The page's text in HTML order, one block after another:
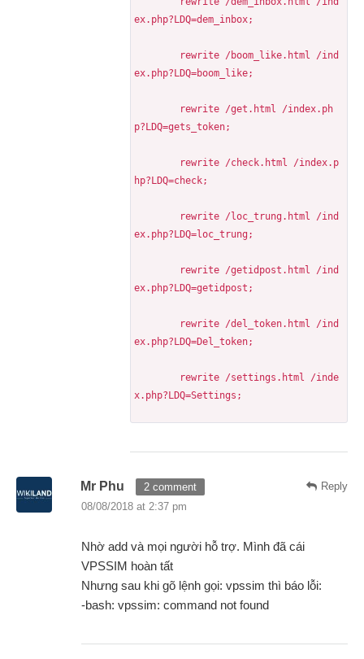
ex.php?LDQ=dem_inbox;
ex.php?LDQ=boom_like;
p?LDQ=gets_token;
hp?LDQ=check;
ex.php?LDQ=loc_trung;
ex.php?LDQ=getidpost;
ex.php?LDQ=Del_token;
x.php?LDQ=Settings;
Reply
Mr Phu
2 comment
08/08/2018 at 2:37 pm
Nhờ add và mọi người hỗ trợ. Mình đã cái
VPSSIM hoàn tất
Nhưng sau khi gõ lệnh gọi: vpssim thì báo lỗi:
-bash: vpssim: command not found